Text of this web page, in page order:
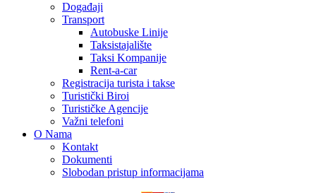
Događaji
Transport
Autobuske Linije
Taksistajalište
Taksi Kompanije
Rent-a-car
Registracija turista i takse
Turistički Biroi
Turističke Agencije
Važni telefoni
O Nama
Kontakt
Dokumenti
Slobodan pristup informacijama